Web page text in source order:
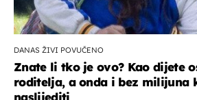
DANAS ŽIVI POVUČENO
Znate li tko je ovo? Kao dijete
roditelja, a onda i bez milijuna
naslijediti